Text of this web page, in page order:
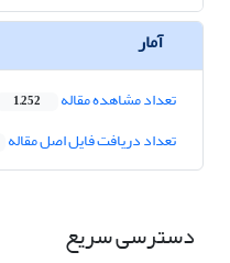
آمار
تعداد مشاهده مقاله 1,252
تعداد دریافت فایل اصل مقاله
دسترسی سریع